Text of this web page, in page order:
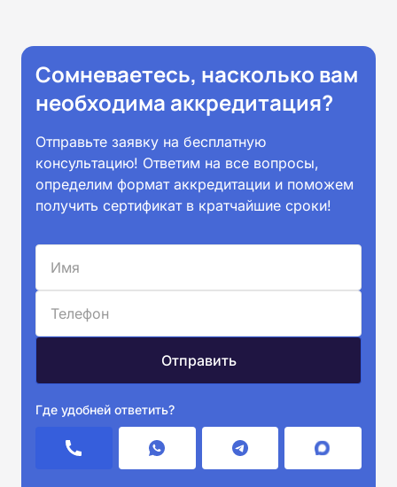
Сомневаетесь, насколько вам
необходима аккредитация?
Отправьте заявку на бесплатную
консультацию! Ответим на все вопросы,
определим формат аккредитации и поможем
получить сертификат в кратчайшие сроки!
Где удобней ответить?